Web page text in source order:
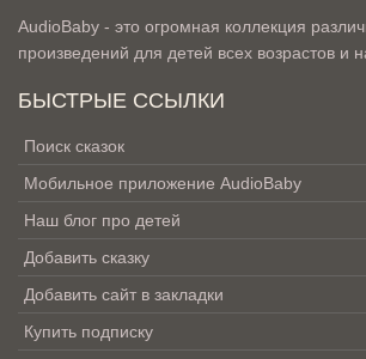
AudioBaby - это огромная коллекция
произведений для детей всех возрастов и
БЫСТРЫЕ ССЫЛКИ
Поиск сказок
Мобильное приложение AudioBaby
Наш блог про детей
Добавить сказку
Добавить сайт в закладки
Купить подписку